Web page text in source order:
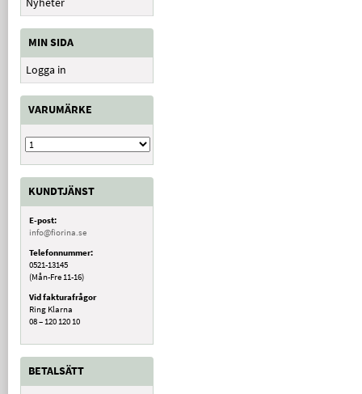
MIN SIDA
Logga in
VARUMÄRKE
KUNDTJÄNST
E-post:
info@fiorina.se
Telefonnummer:
0521-13145
(Mån-Fre 11-16)
Vid fakturafrågor
Ring Klarna
08 – 120 120 10
BETALSÄTT